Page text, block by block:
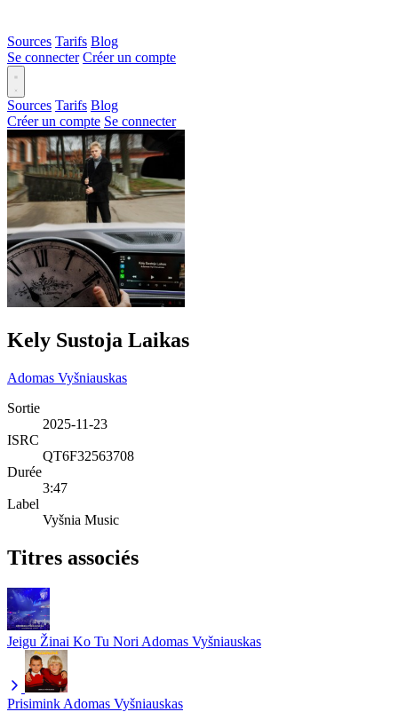
Sources Tarifs Blog
Se connecter Créer un compte
Sources Tarifs Blog
Créer un compte Se connecter
Kely Sustoja Laikas
Adomas Vyšniauskas
Sortie
2025-11-23
ISRC
QT6F32563708
Durée
3:47
Label
Vyšnia Music
Titres associés
Jeigu Žinai Ko Tu Nori Adomas Vyšniauskas
Prisimink Adomas Vyšniauskas